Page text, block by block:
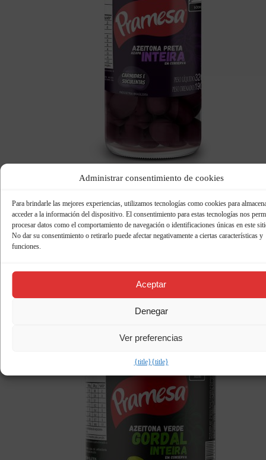
Administrar consentimiento de cookies
Para brindarle las mejores experiencias, utilizamos tecnologías como cookies para
acceder a la información del dispositivo. El consentimiento para estas tecnologías nos
procesar datos como el comportamiento de navegación o identificaciones únicas en este
No dar su consentimiento o retirarlo puede afectar negativamente a ciertas características y
funciones.
Aceptar
Denegar
Ver preferencias
{title}{title}
Free!
Azeitonas Pretas
Inteiras 190g